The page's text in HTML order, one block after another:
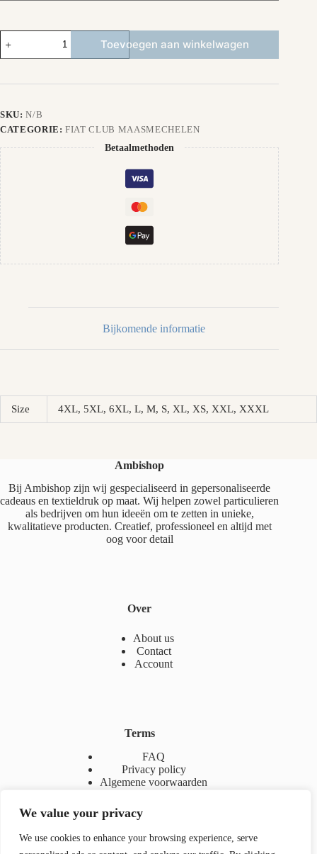
We value your privacy
We use cookies to enhance your browsing experience, serve
Club
t-
aantal
Toevoegen aan winkelwagen
SKU:N/B
CATEGORIE:FIAT CLUB MAASMECHELEN
Betaalmethoden
Bijkomende informatie
Size 4XL, 5XL, 6XL, L, M, S, XL, XS, XXL, XXXL
Ambishop
Bij Ambishop zijn wij gespecialiseerd in gepersonaliseerde
cadeaus en textieldruk op maat. Wij helpen zowel particulieren
als bedrijven om hun ideeën om te zetten in unieke,
kwalitatieve producten. Creatief, professioneel en altijd met
oog voor detail
Over
About us
Contact
Account
Terms
FAQ
Privacy policy
Algemene voorwaarden